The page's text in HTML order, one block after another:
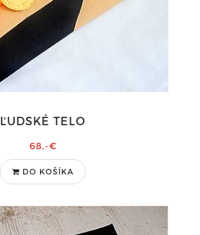
ĽUDSKÉ TELO
68,-€
DO KOŠÍKA